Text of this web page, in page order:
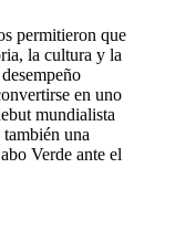
permitieron que
la cultura y la
en uno
mundialista
una
Verde ante el